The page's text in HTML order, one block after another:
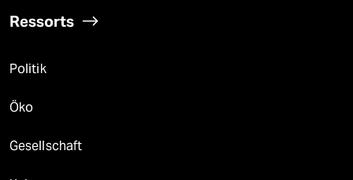
Ressorts
Politik
Öko
Gesellschaft